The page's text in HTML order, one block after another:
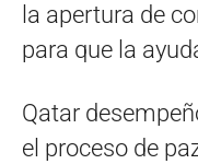
la apertura de
para que la
Qatar
el proceso de